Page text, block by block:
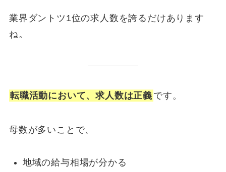
業界ダントツ1位の求人数を誇るだけあります
ね。
転職活動において、求人数は正義 です。
母数が多いことで、
地域の給与相場が分かる